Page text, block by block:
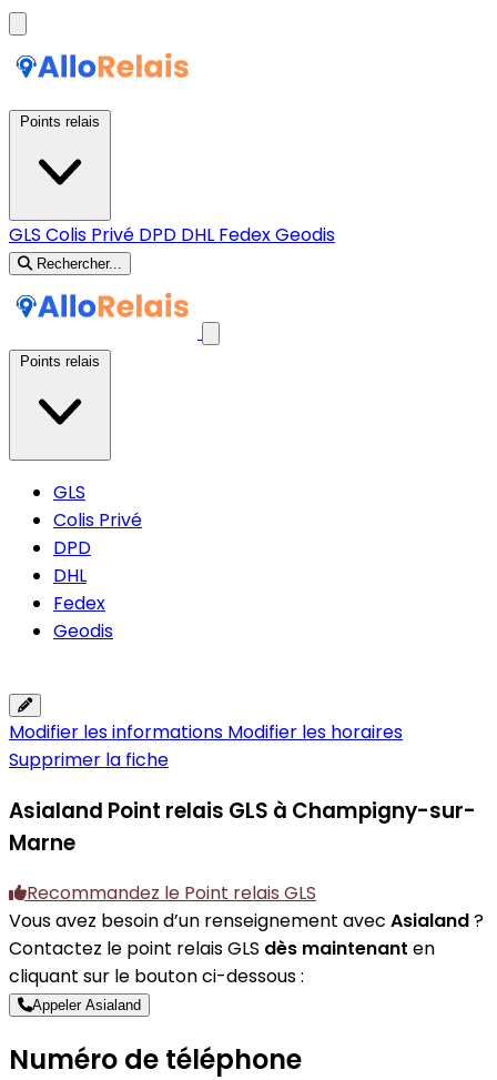
GLS Colis Privé DPD DHL FedexGeodis
Rechercher...
GLS
Colis Privé
DPD
DHL
Fedex
Geodis
Modifier les informations Modifier les horaires
Supprimer la fiche
Asialand Point relais GLS à Champigny-sur-
Marne
Recommandez le Point relais GLS
Vous avez besoin d’un renseignement avec Asialand?
Contactez le point relais GLS dès maintenant en
cliquant sur le bouton ci-dessous :
Appeler Asialand
Numéro de téléphone